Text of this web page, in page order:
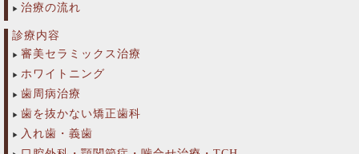
治療の流れ
診療内容
審美セラミックス治療
ホワイトニング
歯周病治療
歯を抜かない矯正歯科
入れ歯・義歯